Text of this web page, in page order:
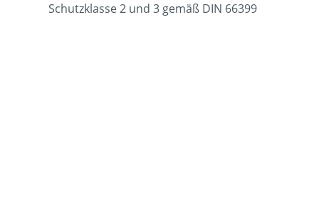
Schutzklasse 2 und 3 gemäß DIN 66399